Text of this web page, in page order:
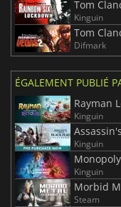
Tom
Kinguin
Tom
Difmark
ÉGALEMENT PUBLIÉ
Rayman
Kinguin
Kinguin
Kinguin
Morbid
Steam